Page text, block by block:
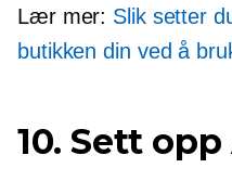
Lær mer: Slik setter
butikken din ved å
10. Sett